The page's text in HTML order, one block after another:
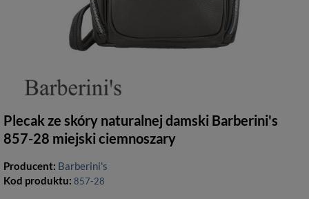
Plecak ze skóry naturalnej damski Barberini's
857-28 miejski ciemnoszary
Producent: Barberini's
Kod produktu: 857-28